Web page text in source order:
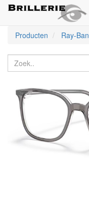
Producten
Ray-Ban